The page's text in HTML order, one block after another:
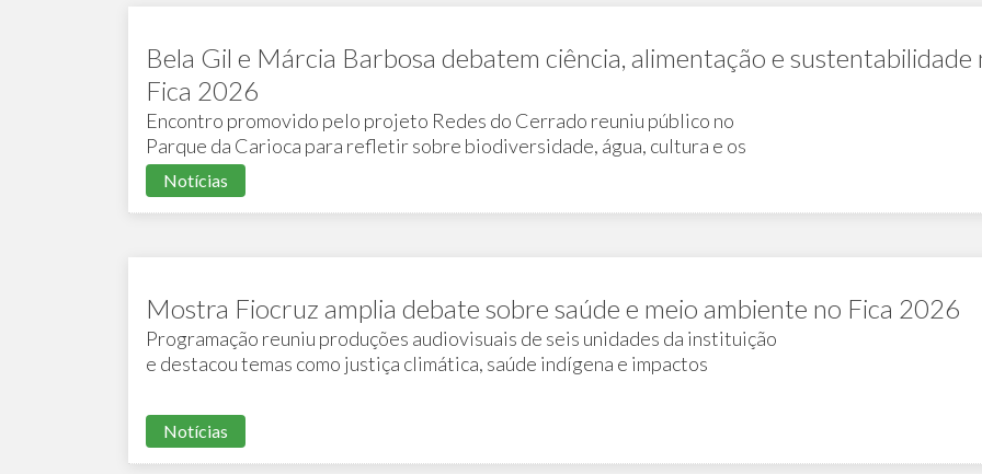
Bela Gil e Márcia Barbosa debatem ciência, alimentação e sustentabilidade
Fica 2026
Encontro promovido pelo projeto Redes do Cerrado reuniu público no
Parque da Carioca para refletir sobre biodiversidade, água, cultura e os
desafios das mudanças climáticas
Notícias
Mostra Fiocruz amplia debate sobre saúde e meio ambiente no Fica 2026
Programação reuniu produções audiovisuais de seis unidades da instituição
e destacou temas como justiça climática, saúde indígena e impactos
Notícias